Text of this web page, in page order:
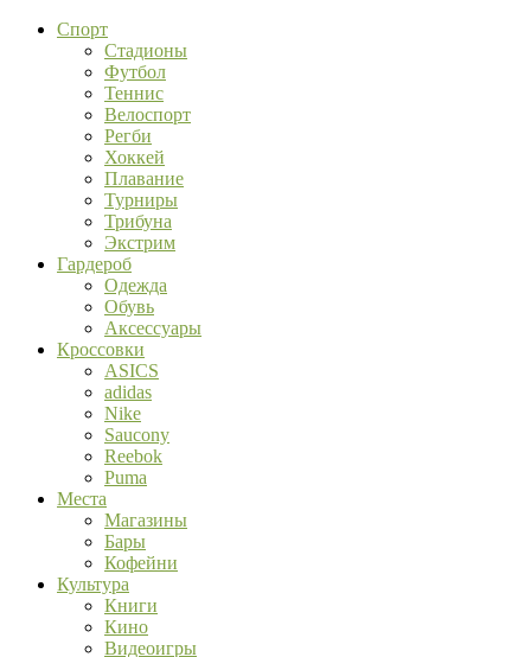
Спорт
Стадионы
Футбол
Теннис
Велоспорт
Регби
Хоккей
Плавание
Турниры
Трибуна
Экстрим
Гардероб
Одежда
Обувь
Аксессуары
Кроссовки
ASICS
adidas
Nike
Saucony
Reebok
Puma
Места
Магазины
Бары
Кофейни
Культура
Книги
Кино
Видеоигры